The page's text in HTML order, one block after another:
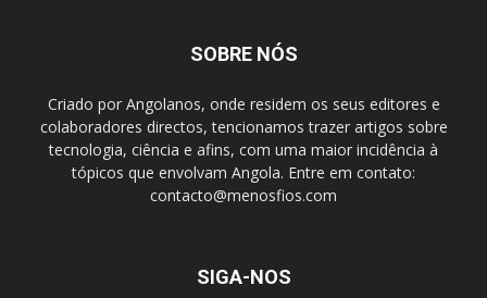
SOBRE NÓS
Criado por Angolanos, onde residem os seus editores e
colaboradores directos, tencionamos trazer artigos sobre
tecnologia, ciência e afins, com uma maior incidência à
tópicos que envolvam Angola. Entre em contato:
contacto@menosfios.com
SIGA-NOS